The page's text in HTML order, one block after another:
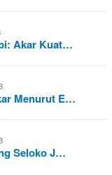
Akar Kuat…
Menurut E…
Seloko J…